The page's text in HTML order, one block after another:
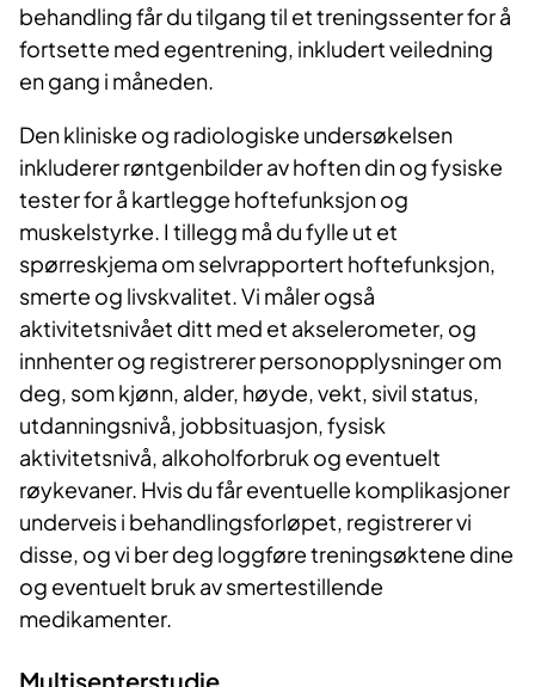
behandling får du tilgang til et treningssenter for å
fortsette med egentrening, inkludert veiledning
en gang i måneden.
Den kliniske og radiologiske undersøkelsen
inkluderer røntgenbilder av hoften din og fysiske
tester for å kartlegge hoftefunksjon og
muskelstyrke. I tillegg må du fylle ut et
spørreskjema om selvrapportert hoftefunksjon,
smerte og livskvalitet. Vi måler også
aktivitetsnivået ditt med et akselerometer, og
innhenter og registrerer personopplysninger om
deg, som kjønn, alder, høyde, vekt, sivil status,
utdanningsnivå, jobbsituasjon, fysisk
aktivitetsnivå, alkoholforbruk og eventuelt
røykevaner. Hvis du får eventuelle komplikasjoner
underveis i behandlingsforløpet, registrerer vi
disse, og vi ber deg loggføre treningsøktene dine
og eventuelt bruk av smertestillende
medikamenter.
Multisenterstudie